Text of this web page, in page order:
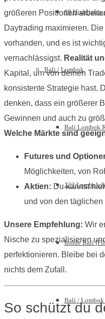
99 Highlights
Bali / Lombok
Bali Lombok
222 Lombok
Inside Bali
Bali / Lombok
größeren Positionen
Daytrading maximieren.
vorhanden, und es ist
vernachlässigst. Realität
Kapital, um von deinen
konsistente Strategie hast.
denken, dass ein größerer
Gewinnen und auch zu
Welche Märkte sind
Futures und
Möglichkeiten, von
Aktien: Du kannst
und von den
Unsere Empfehlung: Wir
Nische zu spezialisieren
perfektionieren. Bleibe bei
nichts dem Zufall.
So schützt du